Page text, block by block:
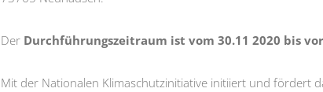
Der Durchführungszeitraum ist vom 30.11 2020 bis
Mit der Nationalen Klimaschutzinitiative initiiert und fördert